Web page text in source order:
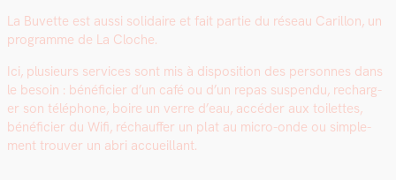
La Buvette est aus­si sol­idaire et fait par­tie du réseau Car­il­lon, un
pro­gramme de La Cloche.
Ici, plusieurs ser­vices sont mis à dis­po­si­tion des per­son­nes dans
le besoin : béné­fici­er d’un café ou d’un repas sus­pendu, recharg­
er son télé­phone, boire un verre d’eau, accéder aux toi­lettes,
béné­fici­er du Wifi, réchauf­fer un plat au micro-onde ou sim­ple­
ment trou­ver un abri accueil­lant.